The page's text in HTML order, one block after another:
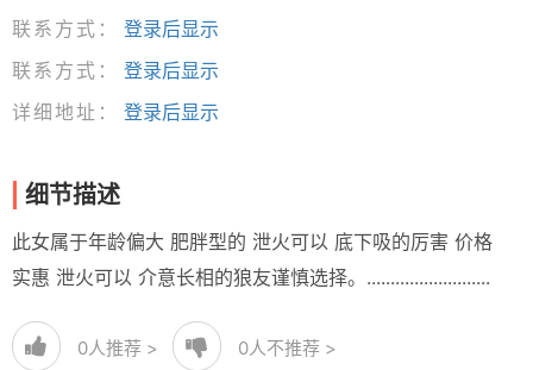
联系方式：
登录后显示
联系方式：
登录后显示
详细地址：
登录后显示
细节描述
此女属于年龄偏大 肥胖型的 泄火可以 底下吸的厉害 价格
实惠 泄火可以 介意长相的狼友谨慎选择。..........................
0人推荐 > 0人不推荐 >